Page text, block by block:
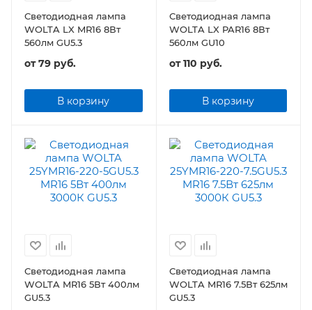
Светодиодная лампа
WOLTA LX MR16 8Вт
560лм GU5.3
от79 руб.
В корзину
Светодиодная лампа
WOLTA LX PAR16 8Вт
560лм GU10
от110 руб.
В корзину
Светодиодная лампа
WOLTA MR16 5Вт 400лм
GU5.3
Светодиодная лампа
WOLTA MR16 7.5Вт 625лм
GU5.3